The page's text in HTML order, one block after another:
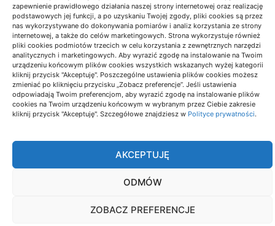
zapewnienie prawidłowego działania naszej strony internetowej oraz realizację
podstawowych jej funkcji, a po uzyskaniu Twojej zgody, pliki cookies są przez
nas wykorzystywane do dokonywania pomiarów i analiz korzystania ze strony
internetowej, a także do celów marketingowych. Strona wykorzystuje również
pliki cookies podmiotów trzecich w celu korzystania z zewnętrznych narzędzi
analitycznych i marketingowych. Aby wyrazić zgodę na instalowanie na Twoim
urządzeniu końcowym plików cookies wszystkich wskazanych wyżej kategorii
kliknij przycisk "Akceptuję". Poszczególne ustawienia plików cookies możesz
zmieniać po kliknięciu przycisku „Zobacz preferencje”. Jeśli ustawienia
odpowiadają Twoim preferencjom, aby wyrazić zgodę na instalowanie plików
cookies na Twoim urządzeniu końcowym w wybranym przez Ciebie zakresie
kliknij przycisk "Akceptuję". Szczegółowe znajdziesz w Polityce prywatności.
AKCEPTUJĘ
ODMÓW
ZOBACZ PREFERENCJE